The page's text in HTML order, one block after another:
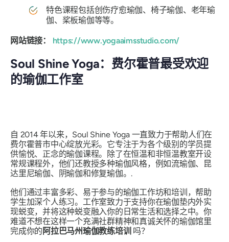
特色课程包括创伤疗愈瑜伽、椅子瑜伽、老年瑜
伽、桨板瑜伽等等。
网站链接： https://www.yogaaimsstudio.com/
Soul Shine Yoga：费尔霍普最受欢迎
的瑜伽工作室
自 2014 年以来，Soul Shine Yoga 一直致力于帮助人们在
费尔霍普市中心绽放光彩。它专注于为各个级别的学员提
供愉悦、正念的瑜伽课程。除了在恒温和非恒温教室开设
常规课程外，他们还教授多种瑜伽风格，例如流瑜伽、昆
达里尼瑜伽、阴瑜伽和修复瑜伽。.
他们通过丰富多彩、易于参与的瑜伽工作坊和培训，帮助
学生加深个人练习。工作室致力于支持你在瑜伽垫内外实
现蜕变，并将这种蜕变融入你的日常生活和选择之中。你
难道不想在这样一个充满社群精神和真诚关怀的瑜伽馆里
完成你的 阿拉巴马州瑜伽教练培训 吗？